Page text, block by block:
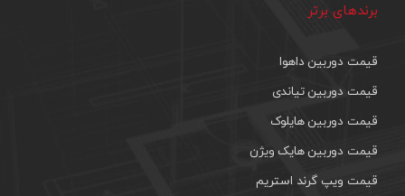
برندهای برتر
قیمت دوربین داهوا
قیمت دوربین تیاندی
قیمت دوربین هایلوک
قیمت دوربین هایک ویژن
قیمت ویپ گرند استریم